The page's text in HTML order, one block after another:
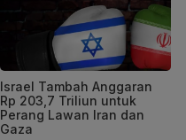
Israel Tambah Anggaran
Rp 203,7 Triliun untuk
Perang Lawan Iran dan
Gaza